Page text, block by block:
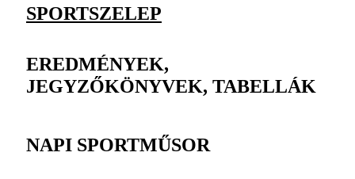
SPORTSZELEP
EREDMÉNYEK,
JEGYZŐKÖNYVEK, TABELLÁK
NAPI SPORTMŰSOR